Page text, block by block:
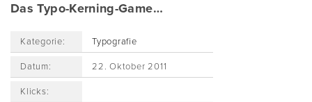
Das Typo-Kerning-Game…
Kategorie: Typografie
Datum: 22. Oktober 2011
Klicks: